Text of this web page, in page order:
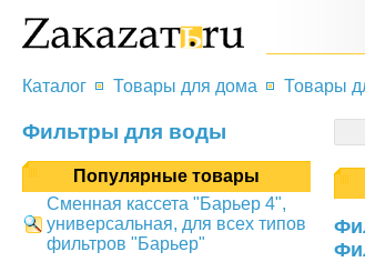
Каталог Товары для дома Товары
Фильтры для воды
Популярные товары
Сменная кассета "Барьер 4",
универсальная, для всех типов
фильтров "Барьер"